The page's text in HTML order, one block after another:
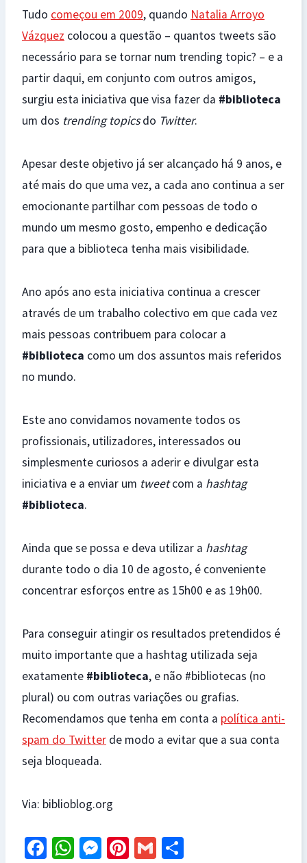
Tudo começou em 2009, quando Natalia Arroyo
Vázquez colocou a questão – quantos tweets são
necessário para se tornar num trending topic? – e a
partir daqui, em conjunto com outros amigos,
surgiu esta iniciativa que visa fazer da #biblioteca
um dos trending topicsdo Twitter.
Apesar deste objetivo já ser alcançado há 9 anos, e
até mais do que uma vez, a cada ano continua a ser
emocionante partilhar com pessoas de todo o
mundo um mesmo gosto, empenho e dedicação
para que a biblioteca tenha mais visibilidade.
Ano após ano esta iniciativa continua a crescer
através de um trabalho colectivo em que cada vez
mais pessoas contribuem para colocar a
#biblioteca como um dos assuntos mais referidos
no mundo.
Este ano convidamos novamente todos os
profissionais, utilizadores, interessados ou
simplesmente curiosos a aderir e divulgar esta
iniciativa e a enviar um tweetcom a hashtag
#biblioteca.
Ainda que se possa e deva utilizar a hashtag
durante todo o dia 10 de agosto, é conveniente
concentrar esforços entre as 15h00 e as 19h00.
Para conseguir atingir os resultados pretendidos é
muito importante que a hashtag utilizada seja
exatamente #biblioteca, e não #bibliotecas (no
plural) ou com outras variações ou grafias.
Recomendamos que tenha em conta a política anti-
spam do Twitter de modo a evitar que a sua conta
seja bloqueada.
Via: biblioblog.org
Fa W M Pi G